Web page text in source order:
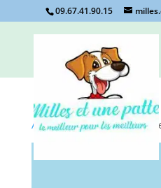
09.67.41.90.15
Accueil/Non classé/